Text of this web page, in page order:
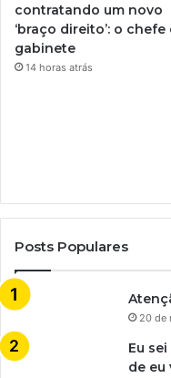
contratando um novo
‘braço direito’: o chefe
gabinete
14 horas atrás
Posts Populares
20 de
Eu
de eu